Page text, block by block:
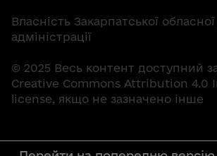
Власність Закарпатської
адміністрації
© 2025 Весь контент доступний
Creative Commons Attribution 4.0
license, якщо не зазначено інше